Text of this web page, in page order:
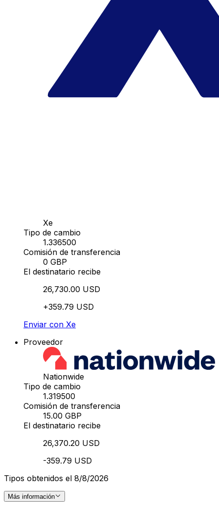
Xe
Tipo de cambio
1.336500
Comisión de transferencia
0 GBP
El destinatario recibe
26,730.00 USD
+359.79 USD
Enviar con Xe
Proveedor
Nationwide
Tipo de cambio
1.319500
Comisión de transferencia
15.00 GBP
El destinatario recibe
26,370.20 USD
-359.79 USD
Tipos obtenidos el 8/8/2026
Más información